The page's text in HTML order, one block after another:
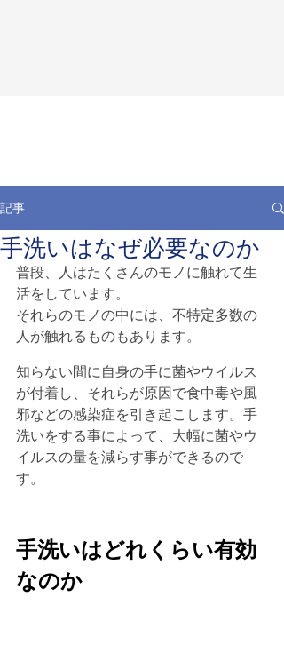
記事
手洗いはなぜ必要なのか
普段、人はたくさんのモノに触れて生
活をしています。
それらのモノの中には、不特定多数の
人が触れるものもあります。
知らない間に自身の手に菌やウイルス
が付着し、それらが原因で食中毒や風
邪などの感染症を引き起こします。手
洗いをする事によって、大幅に菌やウ
イルスの量を減らす事ができるので
す。
手洗いはどれくらい有効
なのか